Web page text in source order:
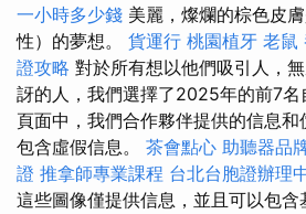
一小時多少錢 美麗，燦爛的棕色皮
性）的夢想。 貨運行 桃園植牙 老鼠
證攻略 對於所有想以他們吸引人，
訝的人，我們選擇了2025年的前7名
頁面中，我們合作夥伴提供的信息
包含虛假信息。 茶會點心 助聽器品
證 推拿師專業課程 台北台胞證辦理
這些圖像僅提供信息，並且可以包